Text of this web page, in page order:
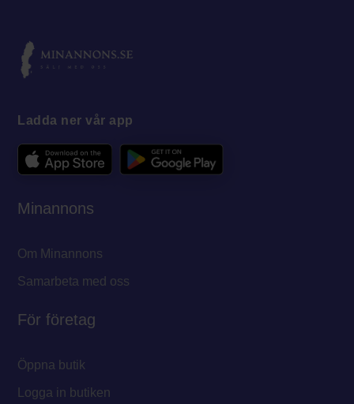
Ladda ner vår app
Minannons
Om Minannons
Samarbeta med oss
För företag
Öppna butik
Logga in butiken